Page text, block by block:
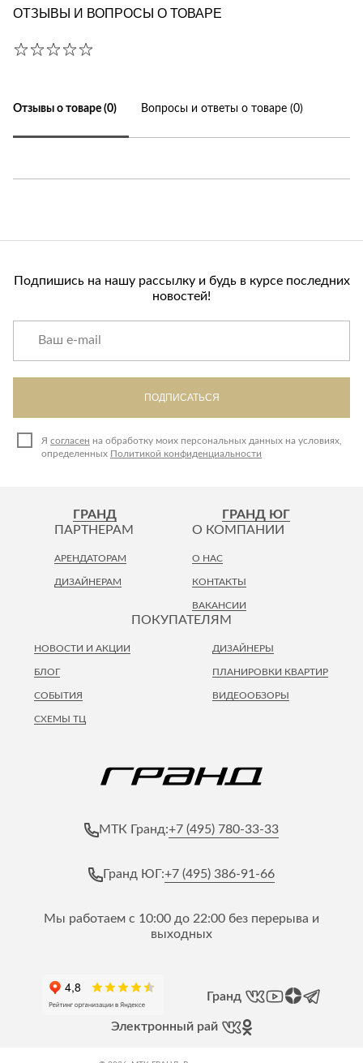
ОТЗЫВЫ И ВОПРОСЫ О ТОВАРЕ
Отзывы о товаре (0) Вопросы и ответы о товаре (0)
Подпишись на нашу рассылку и будь в курсе последних
новостей!
ПОДПИСАТЬСЯ
Я согласен на обработку моих персональных данных на условиях,
определенных Политикой конфиденциальности
ГРАНД ГРАНД ЮГ
ПОКУПАТЕЛЯМ
НОВОСТИ И АКЦИИ
ПЛАНИРОВКИ КВАРТИР
ВИДЕООБЗОРЫ
БЛОГ
СОБЫТИЯ
СХЕМЫ ТЦ
ДИЗАЙНЕРЫ
ПАРТНЕРАМ
АРЕНДАТОРАМ
ДИЗАЙНЕРАМ
О КОМПАНИИ
О НАС
КОНТАКТЫ
ВАКАНСИИ
МТК Гранд:+7 (495) 780-33-33
Гранд ЮГ:+7 (495) 386-91-66
Мы работаем с 10:00 до 22:00 без перерыва и
выходных
Гранд
Электронный рай